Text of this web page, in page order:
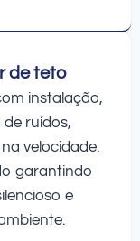
de teto
instalação,
ruídos,
velocidade.
garantindo
e